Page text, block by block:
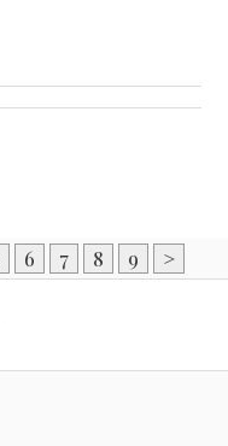
6 7 8 9 >